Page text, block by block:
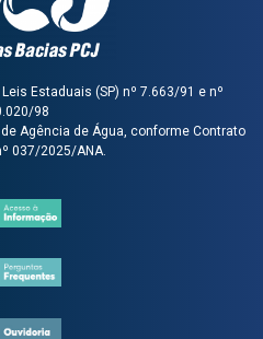
Estaduais (SP) nº 7.663/91 e nº
98
Agência de Água, conforme Contrato
037/2025/ANA.